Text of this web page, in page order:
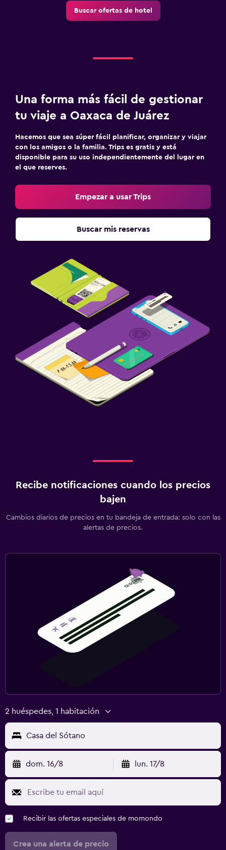
Buscar ofertas de hotel
Una forma más fácil de gestionar
tu viaje a Oaxaca de Juárez
Hacemos que sea súper fácil planificar, organizar y viajar
con los amigos o la familia. Trips es gratis y está
disponible para su uso independientemente del lugar en
el que reserves.
Empezar a usar Trips
Buscar mis reservas
Recibe notificaciones cuando los precios
bajen
Cambios diarios de precios en tu bandeja de entrada: solo con las
alertas de precios.
2 huéspedes, 1 habitación
Casa del Sótano
dom. 16/8 lun. 17/8
Recibir las ofertas especiales de momondo
Crea una alerta de precio